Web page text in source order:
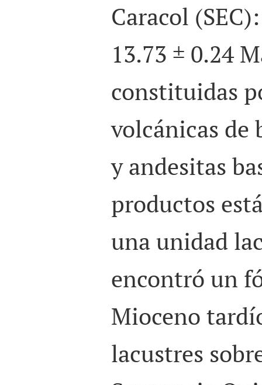
Caracol (SEC
13.73 ± 0.24
constituidas
volcánicas de
y andesitas
productos
una unidad
encontró un
Mioceno
lacustres